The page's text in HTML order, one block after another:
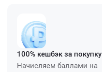
100% кешбэк за покупку
Начисляем баллами на